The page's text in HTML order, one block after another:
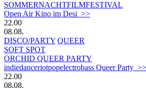
SOMMERNACHTFILMFESTIVAL
Open Air Kino im Desi >>
22.00
08.08.
DISCO/PARTY QUEER
SOFT SPOT
ORCHID QUEER PARTY
indiedanceriotpopelectrobass Queer Party >>
22.00
08.08.